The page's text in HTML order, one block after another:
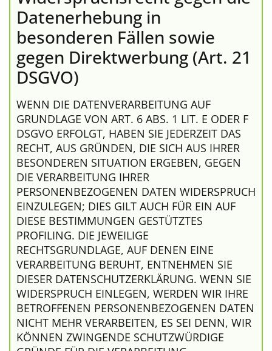
Datenerhebung in
besonderen Fällen sowie
gegen Direktwerbung (Art. 21
DSGVO)
WENN DIE DATENVERARBEITUNG AUF
GRUNDLAGE VON ART. 6 ABS. 1 LIT. E ODER F
DSGVO ERFOLGT, HABEN SIE JEDERZEIT DAS
RECHT, AUS GRÜNDEN, DIE SICH AUS IHRER
BESONDEREN SITUATION ERGEBEN, GEGEN
DIE VERARBEITUNG IHRER
PERSONENBEZOGENEN DATEN WIDERSPRUCH
EINZULEGEN; DIES GILT AUCH FÜR EIN AUF
DIESE BESTIMMUNGEN GESTÜTZTES
PROFILING. DIE JEWEILIGE
RECHTSGRUNDLAGE, AUF DENEN EINE
VERARBEITUNG BERUHT, ENTNEHMEN SIE
DIESER DATENSCHUTZERKLÄRUNG. WENN SIE
WIDERSPRUCH EINLEGEN, WERDEN WIR IHRE
BETROFFENEN PERSONENBEZOGENEN DATEN
NICHT MEHR VERARBEITEN, ES SEI DENN, WIR
KÖNNEN ZWINGENDE SCHUTZWÜRDIGE